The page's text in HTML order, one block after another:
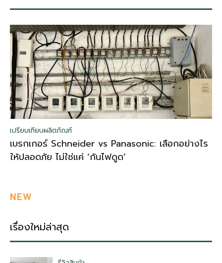
เปรียบเทียบผลิตภัณฑ์
เบรกเกอร์ Schneider vs Panasonic: เลือกอย่างไร
ให้ปลอดภัย ไม่ใช่แค่ ‘กันไฟดูด’
NEW
เรื่องใหม่ล่าสุด